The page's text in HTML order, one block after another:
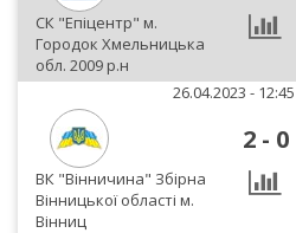
СК "Епіцентр" м.
Городок Хмельницька
обл. 2009 р.н
26.04.2023 - 12:45
2 - 0
ВК "Вінничина" Збірна
Вінницької області м.
Вінниц